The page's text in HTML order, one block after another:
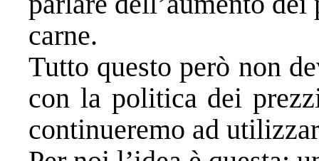
carne.
Tutto questo però non
con la politica dei
continueremo ad